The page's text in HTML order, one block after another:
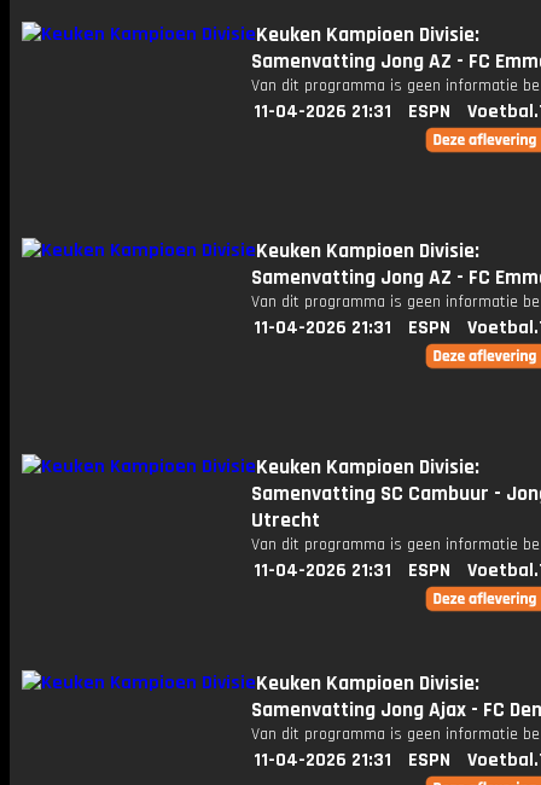
Keuken Kampioen Divisie:
Samenvatting Jong AZ - FC
Van dit programma is geen informatie
11-04-2026 21:31 ESPN
Keuken Kampioen Divisie:
Samenvatting Jong AZ - FC
Van dit programma is geen informatie
11-04-2026 21:31 ESPN
Keuken Kampioen Divisie:
Samenvatting SC Cambuur -
Utrecht
Van dit programma is geen informatie
11-04-2026 21:31 ESPN
Keuken Kampioen Divisie:
Samenvatting Jong Ajax - FC
Van dit programma is geen informatie
11-04-2026 21:31 ESPN